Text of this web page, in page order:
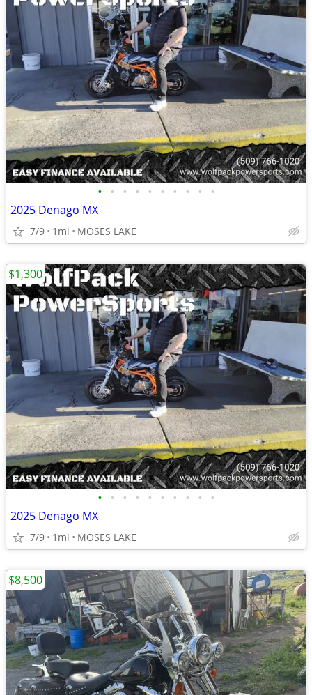
• • • • • • • • • •
2025 Denago MX
7/9 1mi MOSES LAKE
• • • • • • • • • •
2025 Denago MX
7/9 1mi MOSES LAKE
$1,300
$8,500